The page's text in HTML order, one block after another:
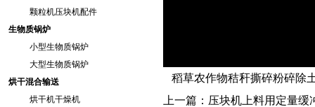
稻草农作物秸秆撕碎粉碎除
上一篇： 压块机上料用定量缓
颗粒机压块机配件
生物质锅炉
小型生物质锅炉
大型生物质锅炉
烘干混合输送
烘干机干燥机